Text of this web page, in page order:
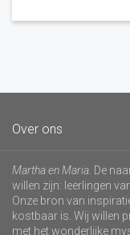
Over ons
Martha en Maria . De
willen zijn: leerlingen
Onze bron van
kostbaar is. Wij willen
met het wonderlijke